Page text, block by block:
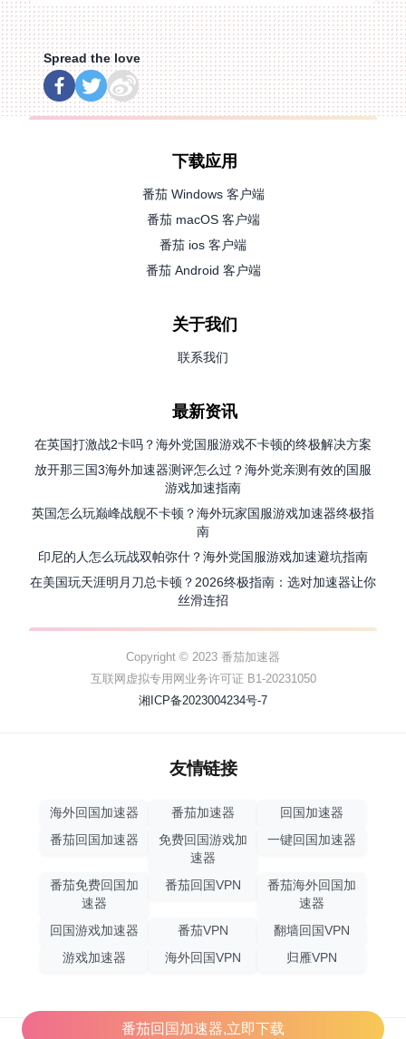
Spread the love
下载应用
番茄 Windows 客户端
番茄 macOS 客户端
番茄 ios 客户端
番茄 Android 客户端
关于我们
联系我们
最新资讯
在英国打激战2卡吗？海外党国服游戏不卡顿的终极解决方案
放开那三国3海外加速器测评怎么过？海外党亲测有效的国服
游戏加速指南
英国怎么玩巅峰战舰不卡顿？海外玩家国服游戏加速器终极指
南
印尼的人怎么玩战双帕弥什？海外党国服游戏加速避坑指南
在美国玩天涯明月刀总卡顿？2026终极指南：选对加速器让你
丝滑连招
Copyright © 2023 番茄加速器
互联网虚拟专用网业务许可证 B1-20231050
湘ICP备2023004234号-7
友情链接
海外回国加速器 番茄加速器
回国加速器
番茄回国加速器
免费回国游戏加
速器
一键回国加速器
番茄免费回国加
速器
番茄回国VPN
番茄海外回国加
速器
回国游戏加速器
番茄VPN
翻墙回国VPN
游戏加速器
海外回国VPN 归雁VPN
番茄回国加速器,立即下载